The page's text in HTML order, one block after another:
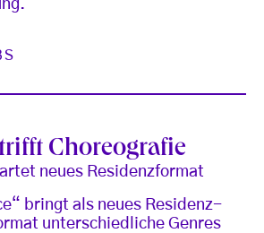
Choreografie
neues Residenzformat
bringt als neues Residenz-
unterschiedliche Genres